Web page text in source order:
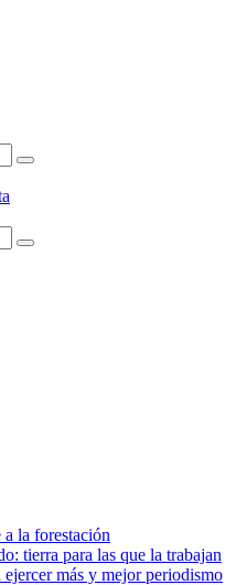
la forestación
tierra para las que la trabajan
más y mejor periodismo